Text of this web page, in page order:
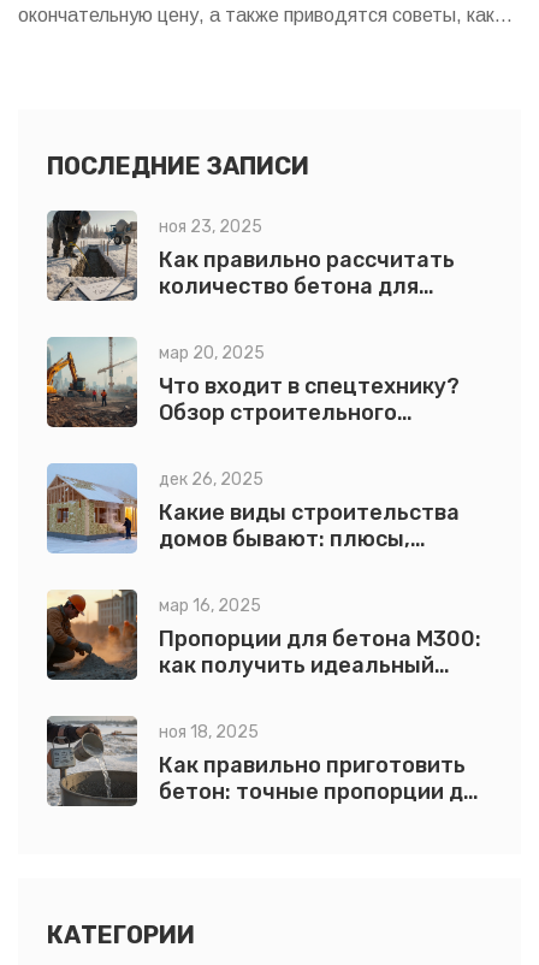
окончательную цену, а также приводятся советы, как
отличного результата. Читайте, как сделать
ПОСЛЕДНИЕ ЗАПИСИ
ноя 23, 2025
Как правильно рассчитать
количество бетона для
мар 20, 2025
Что входит в спецтехнику?
Обзор строительного
дек 26, 2025
Какие виды строительства
домов бывают: плюсы,
мар 16, 2025
Пропорции для бетона М300:
как получить идеальный
ноя 18, 2025
Как правильно приготовить
бетон: точные пропорции для
КАТЕГОРИИ